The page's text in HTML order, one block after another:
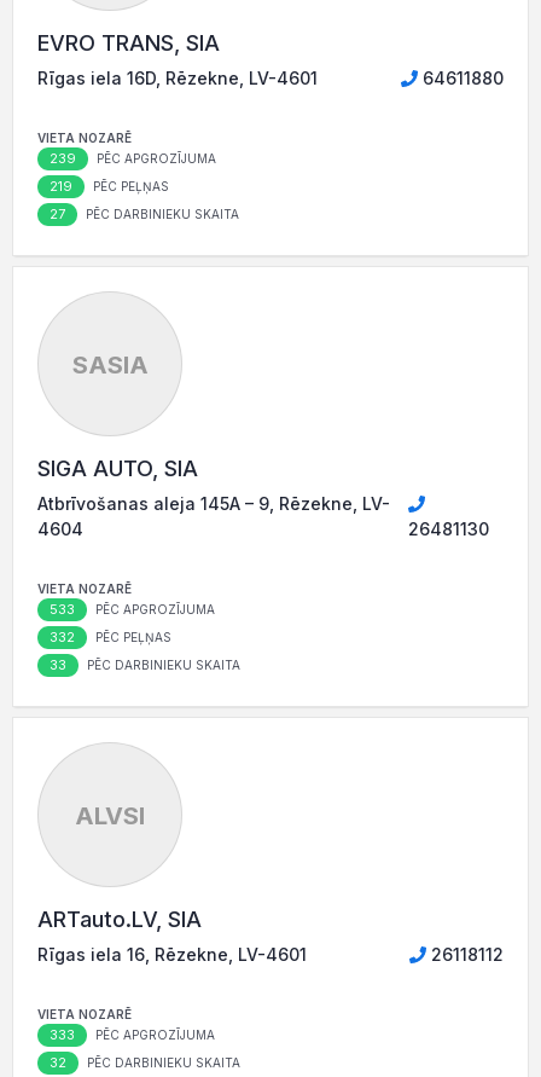
EVRO TRANS, SIA
Rīgas iela 16D, Rēzekne, LV-4601 64611880
VIETA NOZARĒ
239 PĒC APGROZĪJUMA
219 PĒC PEĻŅAS
27 PĒC DARBINIEKU SKAITA
SASIA
SIGA AUTO, SIA
Atbrīvošanas aleja 145A – 9, Rēzekne, LV-
4604
26481130
VIETA NOZARĒ
533 PĒC APGROZĪJUMA
332 PĒC PEĻŅAS
33 PĒC DARBINIEKU SKAITA
ALVSI
ARTauto.LV, SIA
Rīgas iela 16, Rēzekne, LV-4601 26118112
VIETA NOZARĒ
333 PĒC APGROZĪJUMA
32 PĒC DARBINIEKU SKAITA